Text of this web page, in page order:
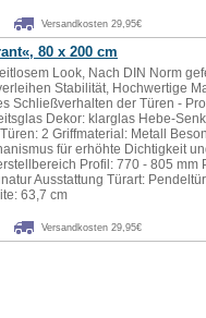
Versandkosten 29,95€
80 x 200 cm
Look, Nach DIN Norm
Stabilität, Hochwertige
Schließverhalten der Türen -
Dekor: klarglas Hebe-
2 Griffmaterial: Metall
für erhöhte Dichtigkeit
Profil: 770 - 805 mm
Ausstattung Türart:
63,7 cm
Versandkosten 29,95€